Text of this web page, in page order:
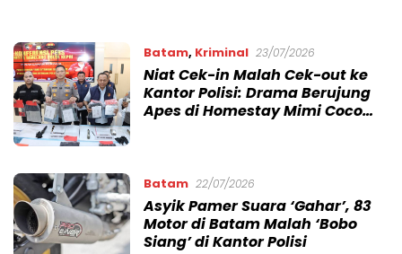
Batam, Kriminal 23/07/2026
Niat Cek-in Malah Cek-out ke
Kantor Polisi: Drama Berujung
Apes di Homestay Mimi Coco
Batam 22/07/2026
Asyik Pamer Suara ‘Gahar’, 83
Motor di Batam Malah ‘Bobo
Siang’ di Kantor Polisi